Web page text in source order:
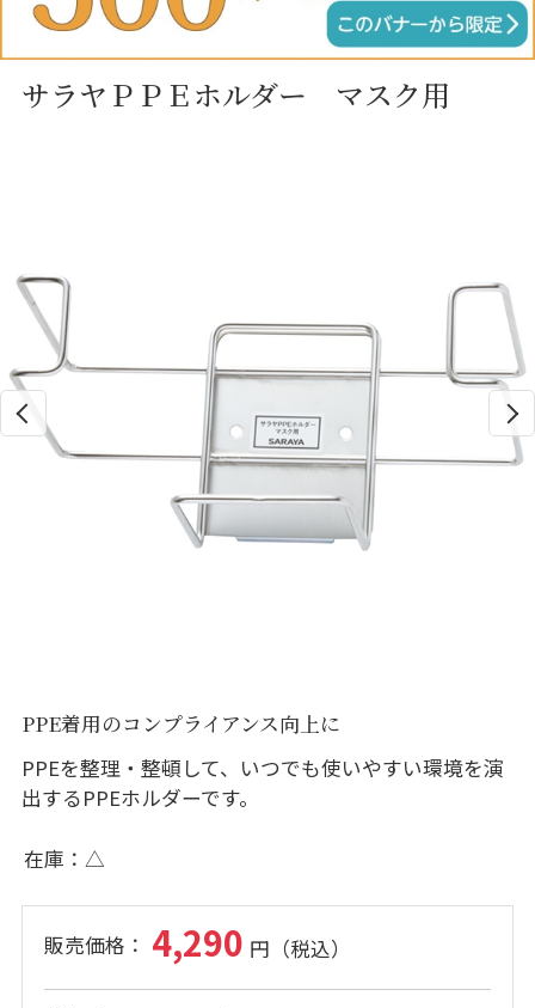
サラヤＰＰＥホルダー マスク用
PPE着用のコンプライアンス向上に
PPEを整理・整頓して、いつでも使いやすい環境を演
出するPPEホルダーです。
在庫 △
4,290